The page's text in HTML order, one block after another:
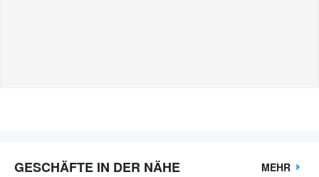
GESCHÄFTE IN DER NÄHE MEHR